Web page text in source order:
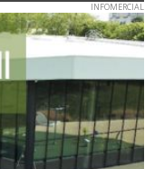
INFOMERCIAL